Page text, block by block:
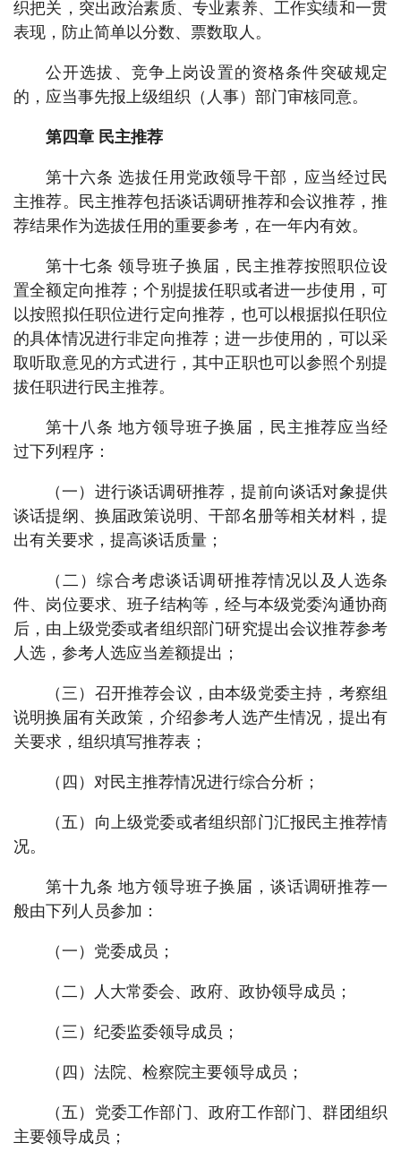
织把关，突出政治素质、专业素养、工作实绩和一贯
表现，防止简单以分数、票数取人。
公开选拔、竞争上岗设置的资格条件突破规定
的，应当事先报上级组织（人事）部门审核同意。
第四章 民主推荐
第十六条 选拔任用党政领导干部，应当经过民
主推荐。民主推荐包括谈话调研推荐和会议推荐，推
荐结果作为选拔任用的重要参考，在一年内有效。
第十七条 领导班子换届，民主推荐按照职位设
置全额定向推荐；个别提拔任职或者进一步使用，可
以按照拟任职位进行定向推荐，也可以根据拟任职位
的具体情况进行非定向推荐；进一步使用的，可以采
取听取意见的方式进行，其中正职也可以参照个别提
拔任职进行民主推荐。
第十八条 地方领导班子换届，民主推荐应当经
过下列程序：
（一）进行谈话调研推荐，提前向谈话对象提供
谈话提纲、换届政策说明、干部名册等相关材料，提
出有关要求，提高谈话质量；
（二）综合考虑谈话调研推荐情况以及人选条
件、岗位要求、班子结构等，经与本级党委沟通协商
后，由上级党委或者组织部门研究提出会议推荐参考
人选，参考人选应当差额提出；
（三）召开推荐会议，由本级党委主持，考察组
说明换届有关政策，介绍参考人选产生情况，提出有
关要求，组织填写推荐表；
（四）对民主推荐情况进行综合分析；
（五）向上级党委或者组织部门汇报民主推荐情
况。
第十九条 地方领导班子换届，谈话调研推荐一
般由下列人员参加：
（一）党委成员；
（二）人大常委会、政府、政协领导成员；
（三）纪委监委领导成员；
（四）法院、检察院主要领导成员；
（五）党委工作部门、政府工作部门、群团组织
主要领导成员；